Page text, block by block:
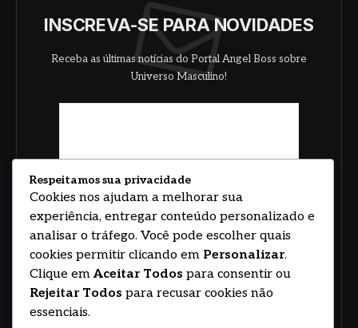
INSCREVA-SE PARA NOVIDADES
Receba as últimas notícias do Portal Angel Boss sobre
Universo Masculino!
Respeitamos sua privacidade
Cookies nos ajudam a melhorar sua
experiência, entregar conteúdo personalizado e
analisar o tráfego. Você pode escolher quais
cookies permitir clicando em Personalizar.
Clique em Aceitar Todos para consentir ou
Rejeitar Todos para recusar cookies não
essenciais.